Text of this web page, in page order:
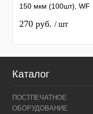
150 мкм (100шт), WF
270 руб. / шт
Каталог
ПОСТПЕЧАТНОЕ
ОБОРУДОВАНИЕ